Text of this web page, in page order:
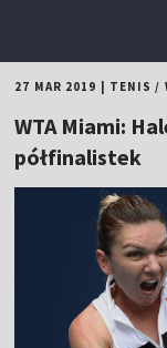
27 MAR 2019 TENIS /
WTA Miami:
półfinalistek